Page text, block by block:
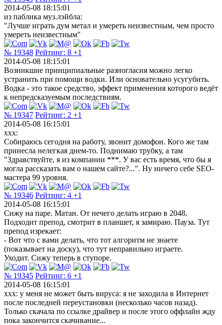
2014-05-08 18:15:01
из паблика муз.лэйбла:
"Лучше играть дум метал и умереть неизвестным, чем просто
умереть неизвестным"
№ 19348 Рейтинг: 8 +1
2014-05-08 18:15:01
Возникшие принципиальные разногласия можно легко
устранить при помощи водки. Или основательно усугубить.
Водка - это такое средство, эффект применения которого ведёт
к непредсказуемым последствиям.
№ 19347 Рейтинг: 2 +1
2014-05-08 16:15:01
xxx:
Собираюсь сегодня на работу, звонит домофон. Кого же там
принесла нелегкая днем-то. Поднимаю трубку, а там
"Здравствуйте, я из компании ***. У вас есть время, что бы я
могла рассказать вам о нашем сайте?...". Ну ничего себе SEO-
мастера 99 уровня.
№ 19346 Рейтинг: 4 +1
2014-05-08 16:15:01
Сижу на паре. Матан. От нечего делать играю в 2048.
Подходит препод, смотрит в планшет, я замираю. Пауза. Тут
препод изрекает:
- Вот что с вами делать, что тот алгоритм не знаете
(показывает на доску), что тут неправильно играете.
Уходит. Сижу теперь в ступоре.
№ 19345 Рейтинг: 6 +1
2014-05-08 16:15:01
xxx: у меня не может быть вируса: я не заходила в Интернет
после последней переустановки (несколько часов назад).
Только скачала по ссылке драйвер и после этого оффлайн жду
пока закончится скачивание...